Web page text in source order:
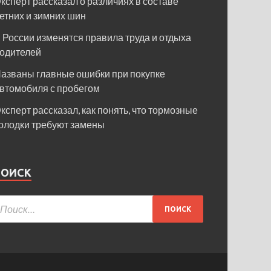
и зимних шин
России изменятся правила труда и отдыха
главные ошибки при покупке
с пробегом
рассказал, как понять, что тормозные
требуют замены